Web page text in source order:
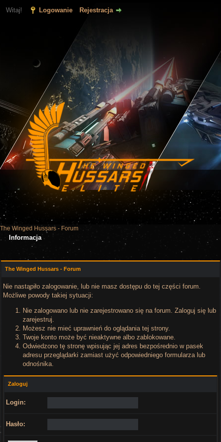
Witaj! Logowanie Rejestracja
The Winged Hussars - Forum
Informacja
The Winged Hussars - Forum
Nie nastąpiło zalogowanie, lub nie masz dostępu do tej części forum.
Możliwe powody takiej sytuacji:
Nie zalogowano lub nie zarejestrowano się na forum. Zaloguj się lub
zarejestruj.
Możesz nie mieć uprawnień do oglądania tej strony.
Twoje konto może być nieaktywne albo zablokowane.
Odwiedzono tę stronę wpisując jej adres bezpośrednio w pasek
adresu przeglądarki zamiast użyć odpowiedniego formularza lub
odnośnika.
Zaloguj
Login:
Hasło: